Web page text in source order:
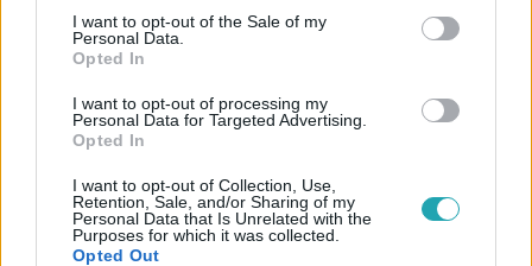
consent section.
I want to opt-out of the Sale of my
Personal Data.
Opted In
I want to opt-out of processing my
Personal Data for Targeted Advertising.
Opted In
I want to opt-out of Collection, Use,
Retention, Sale, and/or Sharing of my
Personal Data that Is Unrelated with the
Purposes for which it was collected.
Opted Out
FÓKUSZ #PELLER MARIANN #ADÁSRÉSZLETEK
BRUCE SPRINGSTEEN
NAOMI CAMPBELL #DIÉTA #ÉLETMÓD
TÁPLÁLKOZÁS # NAPI EGYSZERI ÉTKEZÉS